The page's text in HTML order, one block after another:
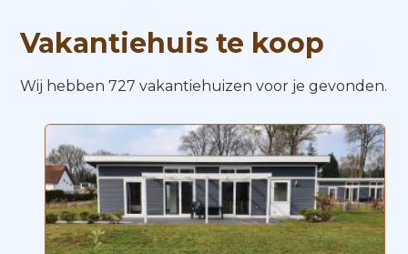
Vakantiehuis te koop
Wij hebben 727 vakantiehuizen voor je gevonden.